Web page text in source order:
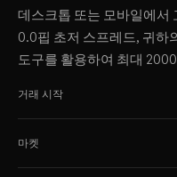
데스크톱 또는 모바일에서
0.0핍 초저 스프레드, 귀하
도구를 활용하여 최대
거래 시작
마켓